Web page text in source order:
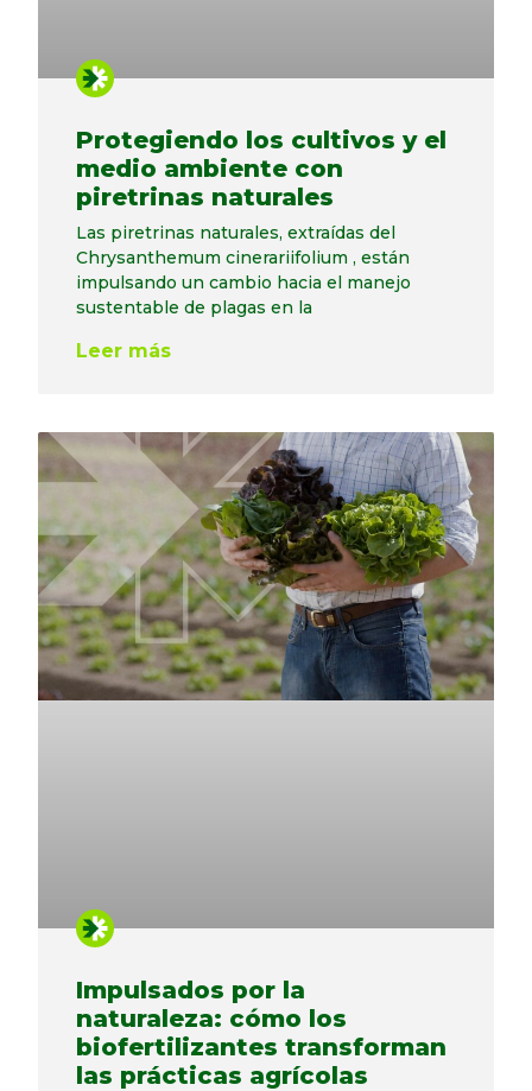
Protegiendo los cultivos y el
medio ambiente con
piretrinas naturales
Las piretrinas naturales, extraídas del
Chrysanthemum cinerariifolium , están
impulsando un cambio hacia el manejo
sustentable de plagas en la
Leer más
Impulsados ​​por la
naturaleza: cómo los
biofertilizantes transforman
las prácticas agrícolas